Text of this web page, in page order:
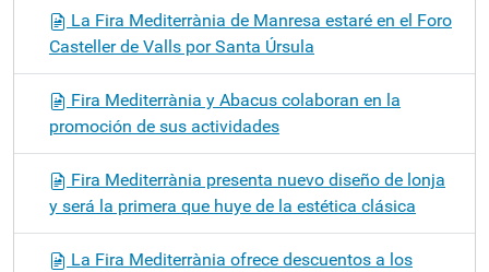
La Fira Mediterrània de Manresa estaré en el Foro
Casteller de Valls por Santa Úrsula
Fira Mediterrània y Abacus colaboran en la
promoción de sus actividades
Fira Mediterrània presenta nuevo diseño de lonja
y será la primera que huye de la estética clásica
La Fira Mediterrània ofrece descuentos a los